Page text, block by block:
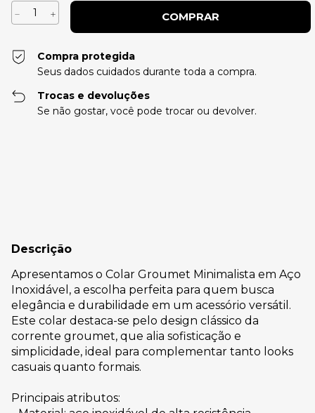
Compra protegida
Seus dados cuidados durante toda a compra.
Trocas e devoluções
Se não gostar, você pode trocar ou devolver.
Descrição
Apresentamos o Colar Groumet Minimalista em Aço
Inoxidável, a escolha perfeita para quem busca
elegância e durabilidade em um acessório versátil.
Este colar destaca-se pelo design clássico da
corrente groumet, que alia sofisticação e
simplicidade, ideal para complementar tanto looks
casuais quanto formais.
Principais atributos: